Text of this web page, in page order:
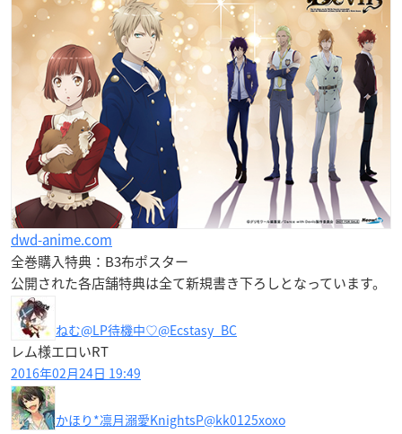
dwd-anime.com
全巻購入特典：B3布ポスター
公開された各店舗特典は全て新規書き下ろしとなっています。
ねむ@LP待機中♡@Ecstasy_BC
レム様エロいRT
2016年02月24日 19:49
かほり*凛月溺愛KnightsP@kk0125xoxo